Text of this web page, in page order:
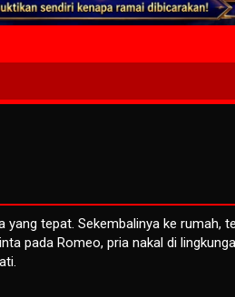
yang tepat. Sekembalinya ke rumah,
pada Romeo, pria nakal di